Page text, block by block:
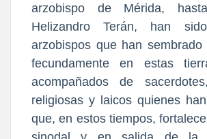
arzobispo de Mérida,
Helizandro Terán, han
arzobispos que han sembrado
fecundamente en estas
acompañados de
religiosas y laicos quienes
que, en estos tiempos,